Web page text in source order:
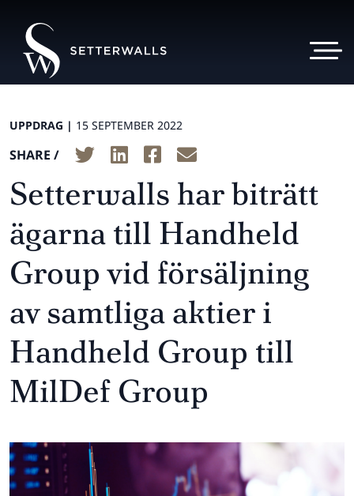
UPPDRAG | 15 SEPTEMBER 2022
SHARE /
Setterwalls har biträtt
ägarna till Handheld
Group vid försäljning
av samtliga aktier i
Handheld Group till
MilDef Group